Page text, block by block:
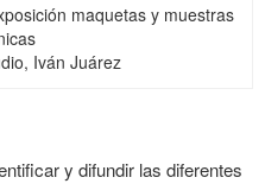
maquetas y muestras
Iván Juárez
y difundir las diferentes